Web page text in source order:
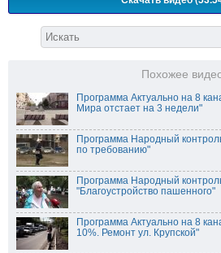
Похожее
Программа Актуально на 8
Мира отстает на 3 недели"
Программа Народный
по требованию"
Программа Народный
"Благоустройство пашенного"
Программа Актуально на 8
10%. Ремонт ул. Крупской"